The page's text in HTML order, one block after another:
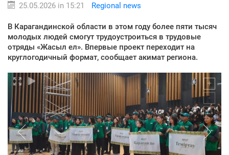
25.05.2026 in 15:21 Regional news
В Карагандинской области в этом году более пяти тысяч
молодых людей смогут трудоустроиться в трудовые
отряды «Жасыл ел». Впервые проект переходит на
круглогодичный формат, сообщает акимат региона.